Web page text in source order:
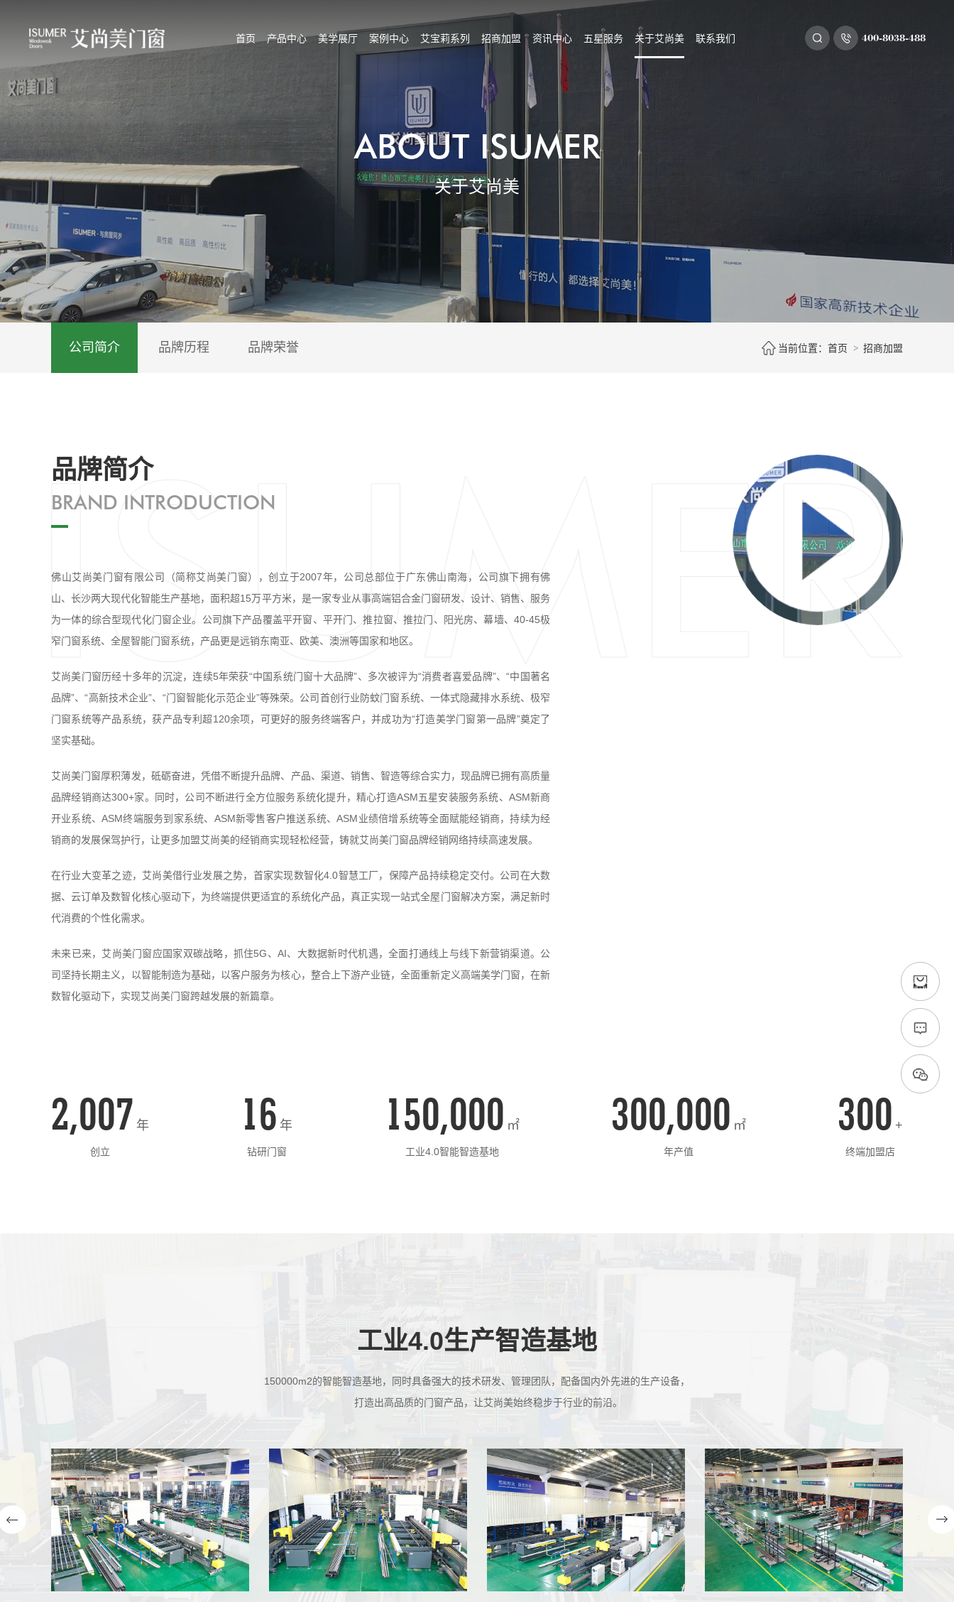
首页 产品中心 美学展厅 案例中心 艾宝莉系列 招商加盟 资讯中心 五星服务 关于艾尚美 联系我们 400-8038-488
ABOUT ISUMER
关于艾尚美
公司简介 品牌历程 品牌荣誉 当前位置： 首页 招商加盟
品牌简介
BRAND INTRODUCTION
佛山艾尚美门窗有限公司（简称艾尚美门窗），创立于2007年，公司总部位于广东佛山南海，公司旗下拥有佛
山、长沙两大现代化智能生产基地，面积超15万平方米，是一家专业从事高端铝合金门窗研发、设计、销售、服务
为一体的综合型现代化门窗企业。公司旗下产品覆盖平开窗、平开门、推拉窗、推拉门、阳光房、幕墙、40-45极
窄门窗系统、全屋智能门窗系统，产品更是远销东南亚、欧美、澳洲等国家和地区。
艾尚美门窗历经十多年的沉淀，连续5年荣获“中国系统门窗十大品牌”、多次被评为“消费者喜爱品牌”、“中国著名
品牌”、“高新技术企业”、“门窗智能化示范企业”等殊荣。公司首创行业防蚊门窗系统、一体式隐藏排水系统、极窄
门窗系统等产品系统，获产品专利超120余项，可更好的服务终端客户，并成功为“打造美学门窗第一品牌”奠定了
坚实基础。
艾尚美门窗厚积薄发，砥砺奋进，凭借不断提升品牌、产品、渠道、销售、智造等综合实力，现品牌已拥有高质量
品牌经销商达300+家。同时，公司不断进行全方位服务系统化提升，精心打造ASM五星安装服务系统、ASM新商
开业系统、ASM终端服务到家系统、ASM新零售客户推送系统、ASM业绩倍增系统等全面赋能经销商，持续为经
销商的发展保驾护行，让更多加盟艾尚美的经销商实现轻松经营，铸就艾尚美门窗品牌经销网络持续高速发展。
在行业大变革之迹，艾尚美借行业发展之势，首家实现数智化4.0智慧工厂，保障产品持续稳定交付。公司在大数
据、云订单及数智化核心驱动下，为终端提供更适宜的系统化产品，真正实现一站式全屋门窗解决方案，满足新时
代消费的个性化需求。
未来已来，艾尚美门窗应国家双碳战略，抓住5G、AI、大数据新时代机遇，全面打通线上与线下新营销渠道。公
司坚持长期主义，以智能制造为基础，以客户服务为核心，整合上下游产业链，全面重新定义高端美学门窗，在新
数智化驱动下，实现艾尚美门窗跨越发展的新篇章。
2,007 年
创立
16 年
钻研门窗
150,000 ㎡
工业4.0智能智造基地
300,000 ㎡
年产值
300 +
终端加盟店
工业4.0生产智造基地
150000m2的智能智造基地，同时具备强大的技术研发、管理团队，配备国内外先进的生产设备，
	打造出高品质的门窗产品，让艾尚美始终稳步于行业的前沿。